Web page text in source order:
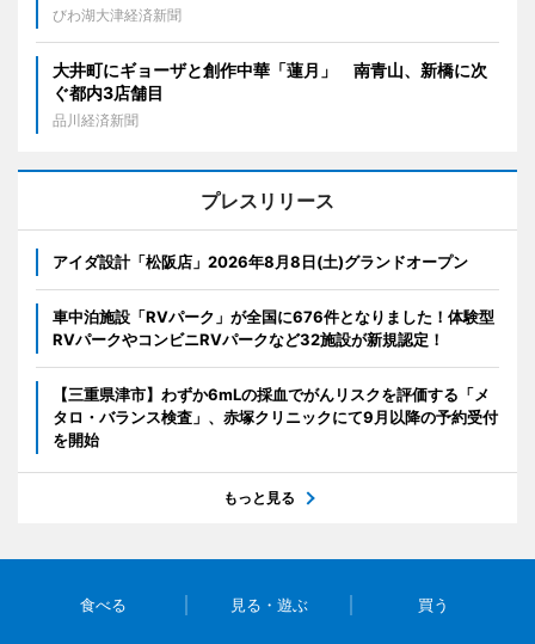
びわ湖大津経済新聞
大井町にギョーザと創作中華「蓮月」 南青山、新橋に次
ぐ都内3店舗目
品川経済新聞
プレスリリース
アイダ設計「松阪店」2026年8月8日(土)グランドオープン
車中泊施設「RVパーク」が全国に676件となりました！体験型
RVパークやコンビニRVパークなど32施設が新規認定！
【三重県津市】わずか6mLの採血でがんリスクを評価する「メ
タロ・バランス検査」、赤塚クリニックにて9月以降の予約受付
を開始
もっと見る
食べる 見る・遊ぶ 買う